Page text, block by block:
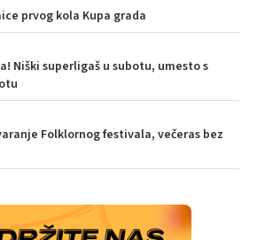
prvog kola Kupa grada
Niški superligaš u subotu, umesto s
Folklornog festivala, večeras bez